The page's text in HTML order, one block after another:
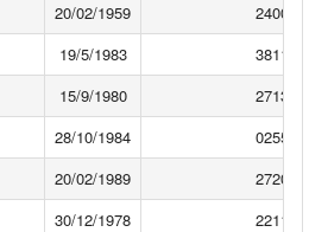
20/02/1959
19/5/1983
15/9/1980
28/10/1984
20/02/1989
30/12/1978